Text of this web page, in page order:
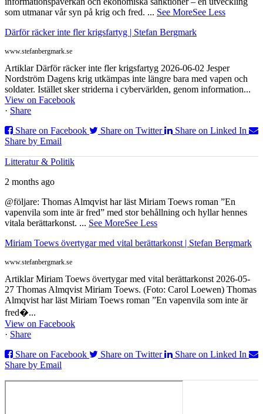
som utmanar vår syn på krig och fred. ... See MoreSee Less
Därför räcker inte fler krigsfartyg | Stefan Bergmark
www.stefanbergmark.se
Artiklar Därför räcker inte fler krigsfartyg 2026-06-02 Jesper
Nordström Dagens krig utkämpas inte längre bara med vapen och
soldater. Istället sker striderna i cybervärlden, genom information...
View on Facebook
· Share
Share on Facebook
Share on Twitter
Share on Linked In
Share by Email
Litteratur & Politik
2 months ago
@följare: Thomas Almqvist har läst Miriam Toews roman ”En
vapenvila som inte är fred” med stor behållning och hyllar hennes
vitala berättarkonst. ... See MoreSee Less
Miriam Toews övertygar med vital berättarkonst | Stefan Bergmark
www.stefanbergmark.se
Artiklar Miriam Toews övertygar med vital berättarkonst 2026-05-
27 Thomas Almqvist Miriam Toews. (Foto: Carol Loewen) Thomas
Almqvist har läst Miriam Toews roman ”En vapenvila som inte är
fred�...
View on Facebook
· Share
Share on Facebook
Share on Twitter
Share on Linked In
Share by Email